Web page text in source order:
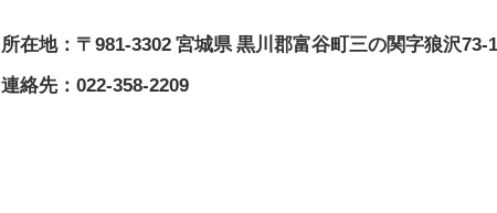
所在地：〒981-3302 宮城県 黒川郡富谷町三の関字狼沢73-1
連絡先：022-358-2209